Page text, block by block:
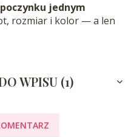
jednym
rozmiar i kolor — a len
WPISU (1)